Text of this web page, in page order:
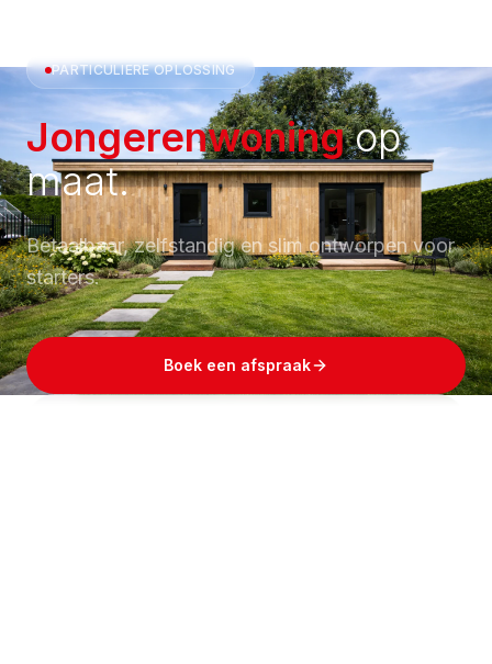
PARTICULIERE OPLOSSING
Jongerenwoning op
maat.
Betaalbaar, zelfstandig en slim ontworpen voor
starters.
Boek een afspraak